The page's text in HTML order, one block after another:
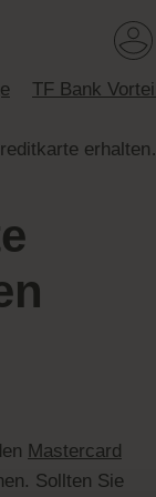
TF Bank
Ich habe eine
Mastercard
Sollten Sie